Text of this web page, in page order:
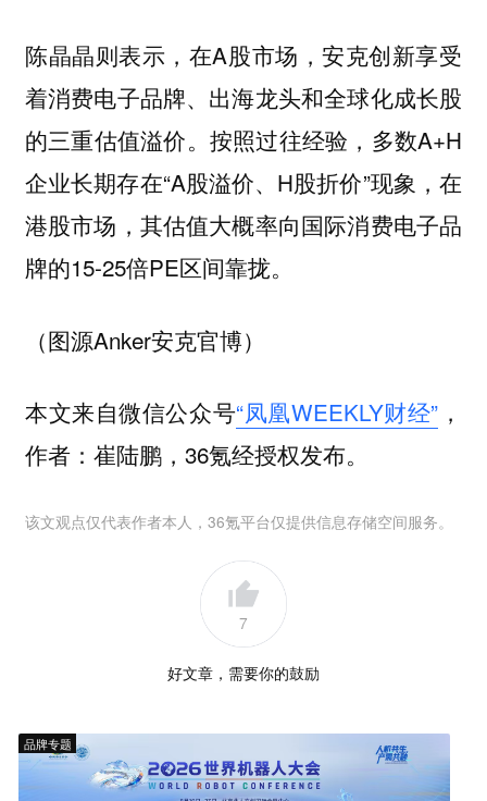
陈晶晶则表示，在A股市场，安克创新享受
着消费电子品牌、出海龙头和全球化成长股
的三重估值溢价。按照过往经验，多数A+H
企业长期存在“A股溢价、H股折价”现象，在
港股市场，其估值大概率向国际消费电子品
牌的15-25倍PE区间靠拢。
（图源Anker安克官博）
本文来自微信公众号“凤凰WEEKLY财经” ，
作者：崔陆鹏，36氪经授权发布。
该文观点仅代表作者本人，36氪平台仅提供信息存储空间服务。
7
好文章，需要你的鼓励
品牌专题